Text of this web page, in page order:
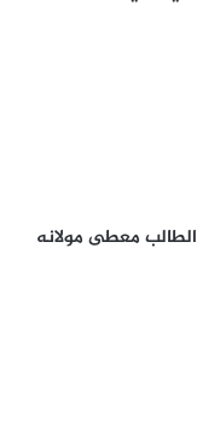
الطالب معطى مولانه